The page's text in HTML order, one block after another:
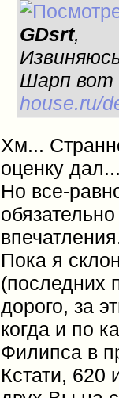
GDsrt,
Шарп
house.ru/
Хм...
оценку
Но все-
Пока я
(последних
дорого, за
когда и по
Филипса в
Кстати, 620